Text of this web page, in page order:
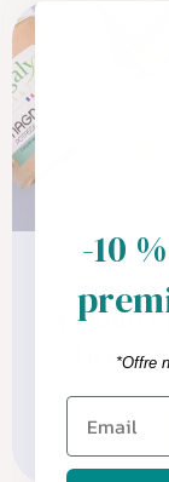
Quelle
-10
*Offre